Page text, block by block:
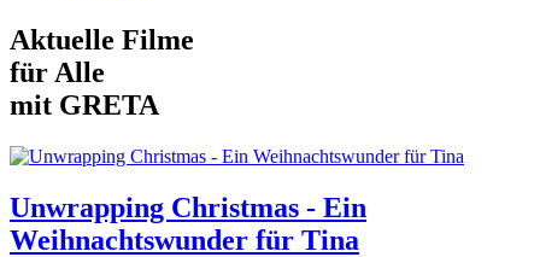
Aktuelle Filme
für Alle
mit GRETA
Unwrapping Christmas - Ein
Weihnachtswunder für Tina